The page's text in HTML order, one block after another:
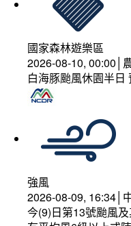
國家森林遊樂區
2026-08-10, 00:00│
白海豚颱風休園半
強風
2026-08-09, 16:34│
今(9)日第13號颱風